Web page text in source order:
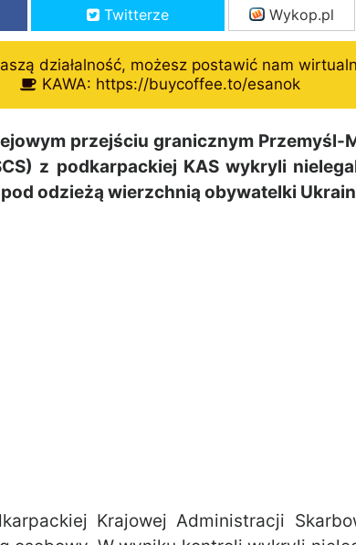
Twitterze Wykop.pl
działalność, możesz postawić nam
KAWA: https://buycoffee.to/esanok
przejściu granicznym
z podkarpackiej KAS wykryli
pod odzieżą wierzchnią obywatelki
Krajowej Administracji